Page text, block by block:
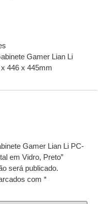
Gamer Lian Li
446 x 445mm
Gamer Lian Li PC-
em Vidro, Preto”
será publicado.
com *